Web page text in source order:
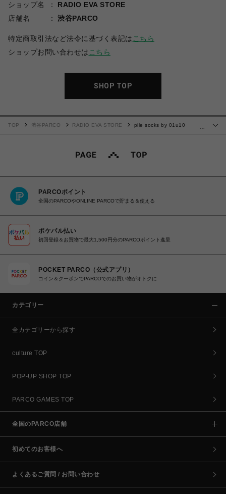
ショップ名
RADIO EVA STORE
店舗名
渋谷PARCO
特定商取引法など法令に基づく表記は こちら
ショップお問い合わせは こちら
SHOP TOP
TOP 渋谷PARCO RADIO EVA STORE
pile socks by 01u10
PARCOポイント
全国のPARCOやONLINE PARCOで貯まる＆使える
ポケパル払い
初回登録＆お買物で最大1,500円分のPARCOポイント進呈
POCKET PARCO（公式アプリ）
コイン＆クーポンでPARCOでのお買い物がオトクに
カテゴリー
全カテゴリーから探す
culture TOP
POP-UP SHOP TOP
PARCO GAMES TOP
全国のPARCO店舗
初めてのお客様へ
よくあるご質問 / お問い合わせ